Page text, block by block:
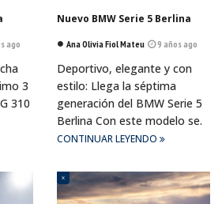
ago
3
310
Nuevo BMW Serie 5 Berlina
Ana Olivia Fiol Mateu 9 años ago
Deportivo, elegante y con
estilo: Llega la séptima
generación del BMW Serie 5
Berlina Con este modelo se.
CONTINUAR LEYENDO
X